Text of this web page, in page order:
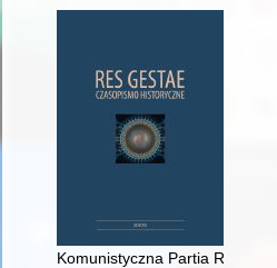
Komunistyczna Partia